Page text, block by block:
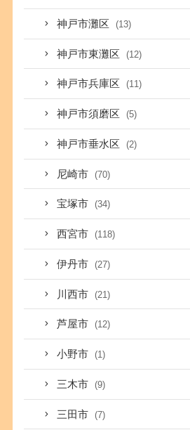
神戸市灘区 (13)
神戸市東灘区 (12)
神戸市兵庫区 (11)
神戸市須磨区 (5)
神戸市垂水区 (2)
尼崎市 (70)
宝塚市 (34)
西宮市 (118)
伊丹市 (27)
川西市 (21)
芦屋市 (12)
小野市 (1)
三木市 (9)
三田市 (7)